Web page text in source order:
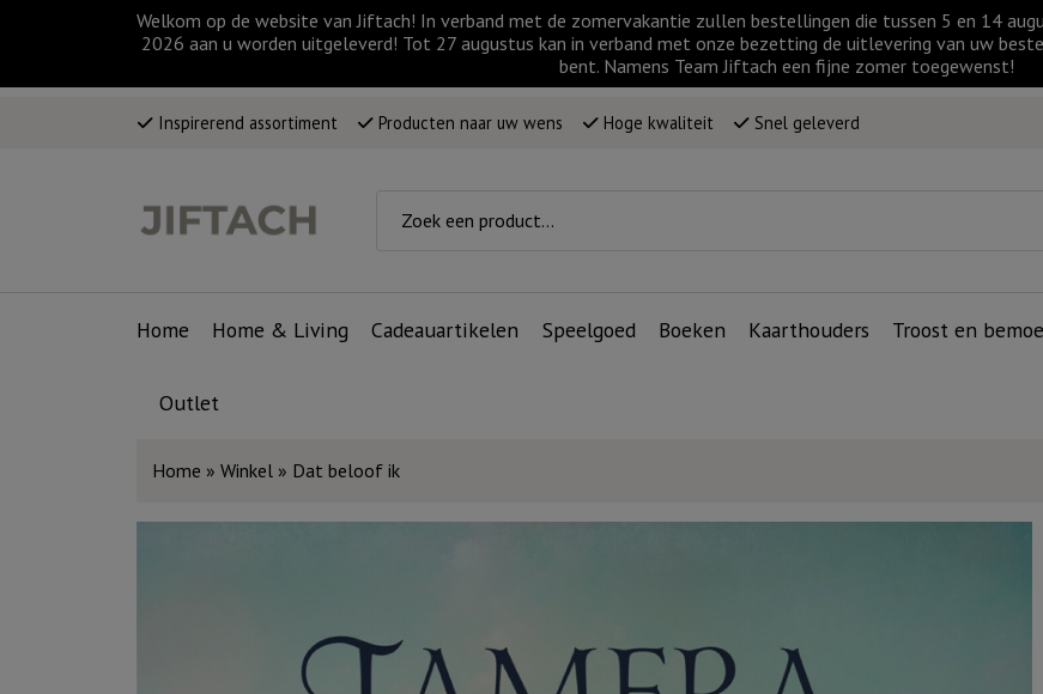
Welkom op de website van Jiftach! In verband met de zomervakantie zullen bestellingen die tussen 5 en 14
2026 aan u worden uitgeleverd! Tot 27 augustus kan in verband met onze bezetting de uitlevering van uw
bent. Namens Team Jiftach een fijne zomer toegewenst!
Inspirerend assortiment Producten naar uw wens Hoge kwaliteit Snel geleverd
Home Home & Living Cadeauartikelen Speelgoed Boeken Kaarthouders Troost en
Outlet
Home » Winkel » Dat beloof ik